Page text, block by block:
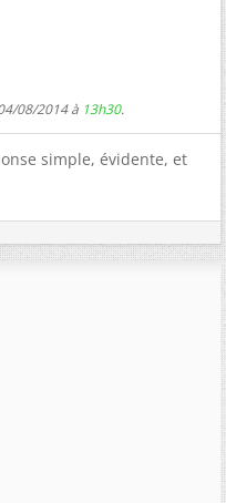
08/2014 à 13h30.
simple, évidente, et